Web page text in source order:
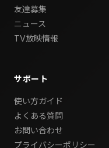
友達募集
ニュース
TV放映情報
サポート
使い方ガイド
よくある質問
お問い合わせ
プライバシーポリシー